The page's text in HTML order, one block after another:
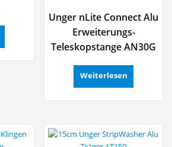
Unger nLite Connect Alu
Erweiterungs-
Teleskopstange AN30G
Weiterlesen